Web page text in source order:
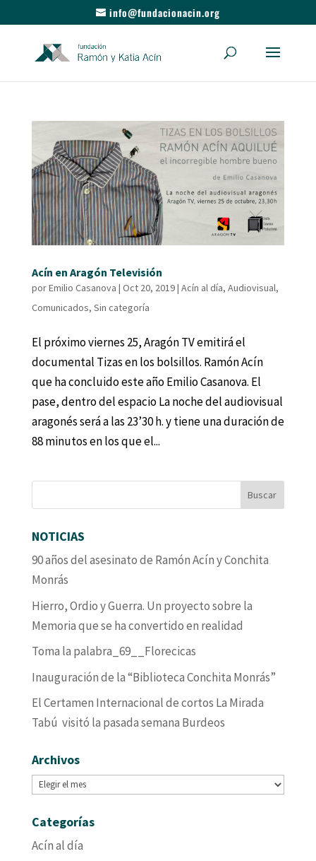
info@fundacionacin.org
Acín en Aragón Televisión
porEmilio Casanova | Oct 20, 2019| Acín al día, Audiovisual,
Comunicados, Sin categoría
El próximo viernes 25, Aragón TV emitirá el
documental Tizas en los bolsillos. Ramón Acín
que ha concluido este año Emilio Casanova. El
pase, dentro del espacio La noche del audiovisual
aragonés será a las 23’30 h. y tiene una duración de
88 minutos en los que el...
NOTICIAS
90 años del asesinato de Ramón Acín y Conchita
Monrás
Hierro, Ordio y Guerra. Un proyecto sobre la
Memoria que se ha convertido en realidad
Toma la palabra_69__Florecicas
Inauguración de la “Biblioteca Conchita Monrás”
El Certamen Internacional de cortos La Mirada
Tabú visitó la pasada semana Burdeos
Archivos
Archivos
Categorías
Acín al día